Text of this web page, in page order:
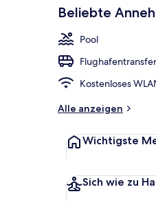
Beliebte
Pool
Flughafentransfer
Kostenloses
Alle anzeigen
Wichtigste
Sich wie zu